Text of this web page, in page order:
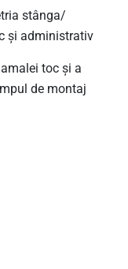
stânga/
şi administrativ
toc şi a
de montaj